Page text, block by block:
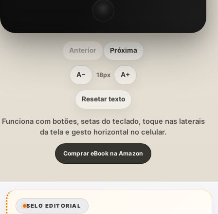
Anterior Próxima
A− 18px A+
Resetar texto
Funciona com botões, setas do teclado, toque nas laterais
da tela e gesto horizontal no celular.
Comprar eBook na Amazon
SELO EDITORIAL